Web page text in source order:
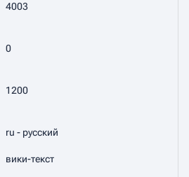
4003
0
1200
ru - русский
вики-текст